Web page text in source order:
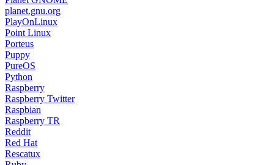
planet.gnu.org
PlayOnLinux
Point Linux
Porteus
Puppy
PureOS
Python
Raspberry
Raspberry Twitter
Raspbian
Raspberry TR
Reddit
Red Hat
Rescatux